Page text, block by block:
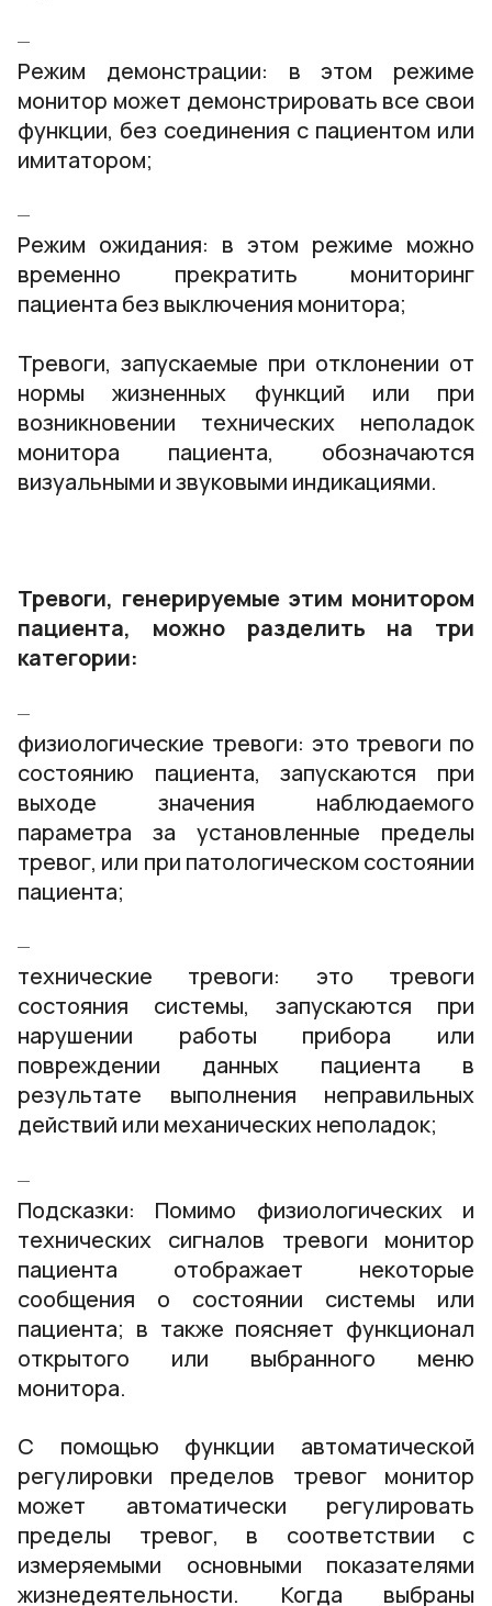
Режим демонстрации: в этом режиме
монитор может демонстрировать все свои
функции, без соединения с пациентом или
имитатором;
Режим ожидания: в этом режиме можно
временно прекратить мониторинг
пациента без выключения монитора;
Тревоги, запускаемые при отклонении от
нормы жизненных функций или при
возникновении технических неполадок
монитора пациента, обозначаются
визуальными и звуковыми индикациями.
Тревоги, генерируемые этим монитором
пациента, можно разделить на три
категории:
физиологические тревоги: это тревоги по
состоянию пациента, запускаются при
выходе значения наблюдаемого
параметра за установленные пределы
тревог, или при патологическом состоянии
пациента;
технические тревоги: это тревоги
состояния системы, запускаются при
нарушении работы прибора или
повреждении данных пациента в
результате выполнения неправильных
действий или механических неполадок;
Подсказки: Помимо физиологических и
технических сигналов тревоги монитор
пациента отображает некоторые
сообщения о состоянии системы или
пациента; в также поясняет функционал
открытого или выбранного меню
монитора.
С помощью функции автоматической
регулировки пределов тревог монитор
может автоматически регулировать
пределы тревог, в соответствии с
измеряемыми основными показателями
жизнедеятельности. Когда выбраны